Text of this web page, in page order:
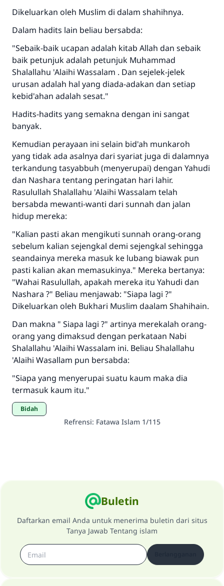
Dikeluarkan oleh Muslim di dalam shahihnya.
Dalam hadits lain beliau bersabda:
"Sebaik-baik ucapan adalah kitab Allah dan sebaik
baik petunjuk adalah petunjuk Muhammad
Shalallahu 'Alaihi Wassalam . Dan sejelek-jelek
urusan adalah hal yang diada-adakan dan setiap
kebid'ahan adalah sesat."
Hadits-hadits yang semakna dengan ini sangat
banyak.
Kemudian perayaan ini selain bid'ah munkaroh
yang tidak ada asalnya dari syariat juga di dalamnya
terkandung tasyabbuh (menyerupai) dengan Yahudi
dan Nashara tentang peringatan hari lahir.
Rasulullah Shalallahu 'Alaihi Wassalam telah
bersabda mewanti-wanti dari sunnah dan jalan
hidup mereka:
"Kalian pasti akan mengikuti sunnah orang-orang
sebelum kalian sejengkal demi sejengkal sehingga
seandainya mereka masuk ke lubang biawak pun
pasti kalian akan memasukinya." Mereka bertanya:
"Wahai Rasulullah, apakah mereka itu Yahudi dan
Nashara ?" Beliau menjawab: "Siapa lagi ?"
Dikeluarkan oleh Bukhari Muslim daalam Shahihain.
Dan makna " Siapa lagi ?" artinya merekalah orang-
orang yang dimaksud dengan perkataan Nabi
Shalallahu 'Alaihi Wassalam ini. Beliau Shalallahu
'Alaihi Wasallam pun bersabda:
"Siapa yang menyerupai suatu kaum maka dia
termasuk kaum itu."
bidah
Refrensi: Fatawa Islam 1/115
Buletin
Daftarkan email Anda untuk menerima buletin dari situs
Tanya Jawab Tentang islam
"Siapa yang menunjukkan suatu kebaikan,
meka dia akan mendapatkan pahala yang
sama dengan orang yang melakukannya"
MUSLIM, 1893
Saham